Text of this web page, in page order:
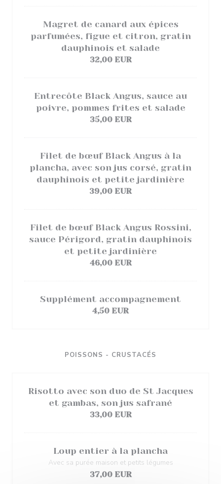
Magret de canard aux épices
parfumées, figue et citron, gratin
dauphinois et salade
32,00 EUR
Entrecôte Black Angus, sauce au
poivre, pommes frites et salade
35,00 EUR
Filet de bœuf Black Angus à la
plancha, avec son jus corsé, gratin
dauphinois et petite jardinière
39,00 EUR
Filet de bœuf Black Angus Rossini,
sauce Périgord, gratin dauphinois
et petite jardinière
46,00 EUR
Supplément accompagnement
4,50 EUR
POISSONS - CRUSTACÉS
Risotto avec son duo de St Jacques
et gambas, son jus safrané
33,00 EUR
Loup entier à la plancha
Avec sa purée maison et petits légumes
37,00 EUR